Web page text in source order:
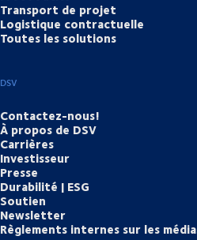
Transport de projet
Logistique contractuelle
Toutes les solutions
DSV
Contactez-nous!
À propos de DSV
Carrières
Investisseur
Presse
Durabilité | ESG
Soutien
Newsletter
Règlements internes sur les